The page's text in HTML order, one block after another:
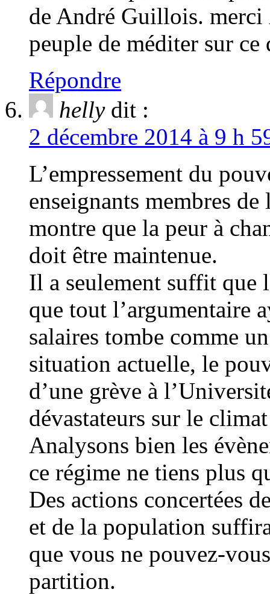
de André Guillois.
peuple de méditer sur
Répondre
helly dit :
2 décembre 2014 à 9 h
L’empressement du
enseignants membres
montre que la peur à
doit être maintenue.
Il a seulement suffit que
que tout l’argumentaire
salaires tombe comme
situation actuelle, le
d’une grève à
dévastateurs sur le
Analysons bien les
ce régime ne tiens plus
Des actions concertées
et de la population
que vous ne pouvez-
partition.